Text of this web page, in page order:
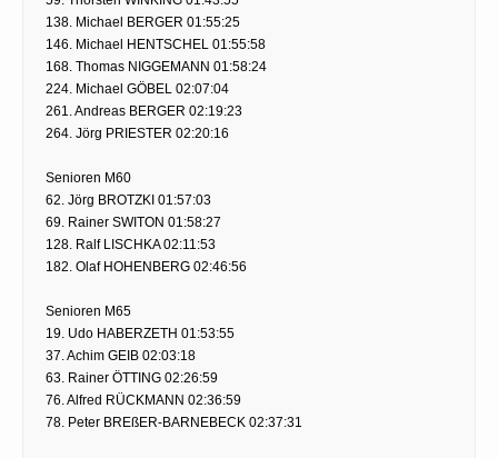
138. Michael BERGER 01:55:25
146. Michael HENTSCHEL 01:55:58
168. Thomas NIGGEMANN 01:58:24
224. Michael GÖBEL 02:07:04
261. Andreas BERGER 02:19:23
264. Jörg PRIESTER 02:20:16
Senioren M60
62. Jörg BROTZKI 01:57:03
69. Rainer SWITON 01:58:27
128. Ralf LISCHKA 02:11:53
182. Olaf HOHENBERG 02:46:56
Senioren M65
19. Udo HABERZETH 01:53:55
37. Achim GEIB 02:03:18
63. Rainer ÖTTING 02:26:59
76. Alfred RÜCKMANN 02:36:59
78. Peter BREßER-BARNEBECK 02:37:31